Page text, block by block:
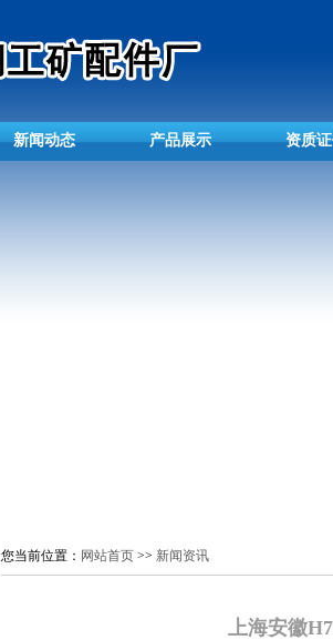
新闻动态 产品展示 资质
您当前位置： 网站首页 >> 新闻资讯
上海安徽